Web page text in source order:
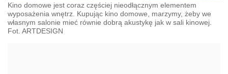
Kino domowe jest coraz częściej nieodłącznym elementem
wyposażenia wnętrz. Kupując kino domowe, marzymy, żeby we
własnym salonie mieć równie dobrą akustykę jak w sali kinowej.
Fot. ARTDESIGN